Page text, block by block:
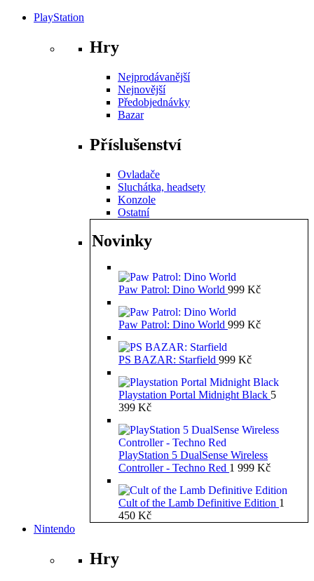
PlayStation
Hry
Nejprodávanější
Nejnovější
Předobjednávky
Bazar
Příslušenství
Ovladače
Sluchátka, headsety
Konzole
Ostatní
Novinky
Paw Patrol: Dino World 999 Kč
Paw Patrol: Dino World 999 Kč
PS BAZAR: Starfield 999 Kč
Playstation Portal Midnight Black 5
399 Kč
PlayStation 5 DualSense Wireless
Controller - Techno Red 1 999 Kč
Cult of the Lamb Definitive Edition 1
450 Kč
Nintendo
Hry